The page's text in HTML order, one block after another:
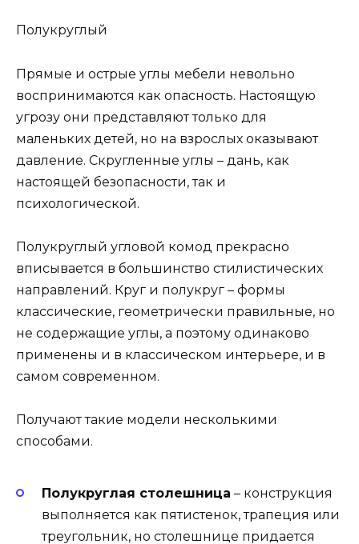
Полукруглый
Прямые и острые углы мебели невольно
воспринимаются как опасность. Настоящую
угрозу они представляют только для
маленьких детей, но на взрослых оказывают
давление. Скругленные углы – дань, как
настоящей безопасности, так и
психологической.
Полукруглый угловой комод прекрасно
вписывается в большинство стилистических
направлений. Круг и полукруг – формы
классические, геометрически правильные, но
не содержащие углы, а поэтому одинаково
применены и в классическом интерьере, и в
самом современном.
Получают такие модели несколькими
способами.
Полукруглая столешница – конструкция
выполняется как пятистенок, трапеция или
треугольник, но столешнице придается